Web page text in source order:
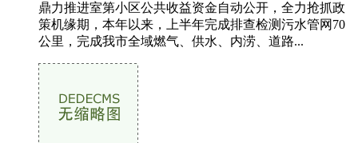
鼎力推进室第小区公共收益资金自动公开，全力抢抓政
策机缘期，本年以来，上半年完成排查检测污水管网70
公里，完成我市全域燃气、供水、内涝、道路...